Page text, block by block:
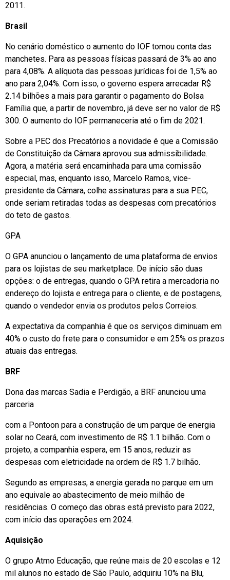
2011.
Brasil
No cenário doméstico o aumento do IOF tomou conta das
manchetes. Para as pessoas físicas passará de 3% ao ano
para 4,08%. A alíquota das pessoas jurídicas foi de 1,5% ao
ano para 2,04%. Com isso, o governo espera arrecadar R$
2.14 bilhões a mais para garantir o pagamento do Bolsa
Família que, a partir de novembro, já deve ser no valor de R$
300. O aumento do IOF permaneceria até o fim de 2021.
Sobre a PEC dos Precatórios a novidade é que a Comissão
de Constituição da Câmara aprovou sua admissibilidade.
Agora, a matéria será encaminhada para uma comissão
especial, mas, enquanto isso, Marcelo Ramos, vice-
presidente da Câmara, colhe assinaturas para a sua PEC,
onde seriam retiradas todas as despesas com precatórios
do teto de gastos.
GPA
O GPA anunciou o lançamento de uma plataforma de envios
para os lojistas de seu marketplace. De início são duas
opções: o de entregas, quando o GPA retira a mercadoria no
endereço do lojista e entrega para o cliente, e de postagens,
quando o vendedor envia os produtos pelos Correios.
A expectativa da companhia é que os serviços diminuam em
40% o custo do frete para o consumidor e em 25% os prazos
atuais das entregas.
BRF
Dona das marcas Sadia e Perdigão, a BRF anunciou uma
parceria
com a Pontoon para a construção de um parque de energia
solar no Ceará, com investimento de R$ 1.1 bilhão. Com o
projeto, a companhia espera, em 15 anos, reduzir as
despesas com eletricidade na ordem de R$ 1.7 bilhão.
Segundo as empresas, a energia gerada no parque em um
ano equivale ao abastecimento de meio milhão de
residências. O começo das obras está previsto para 2022,
com início das operações em 2024.
Aquisição
O grupo Atmo Educação, que reúne mais de 20 escolas e 12
mil alunos no estado de São Paulo, adquiriu 10% na Blu,